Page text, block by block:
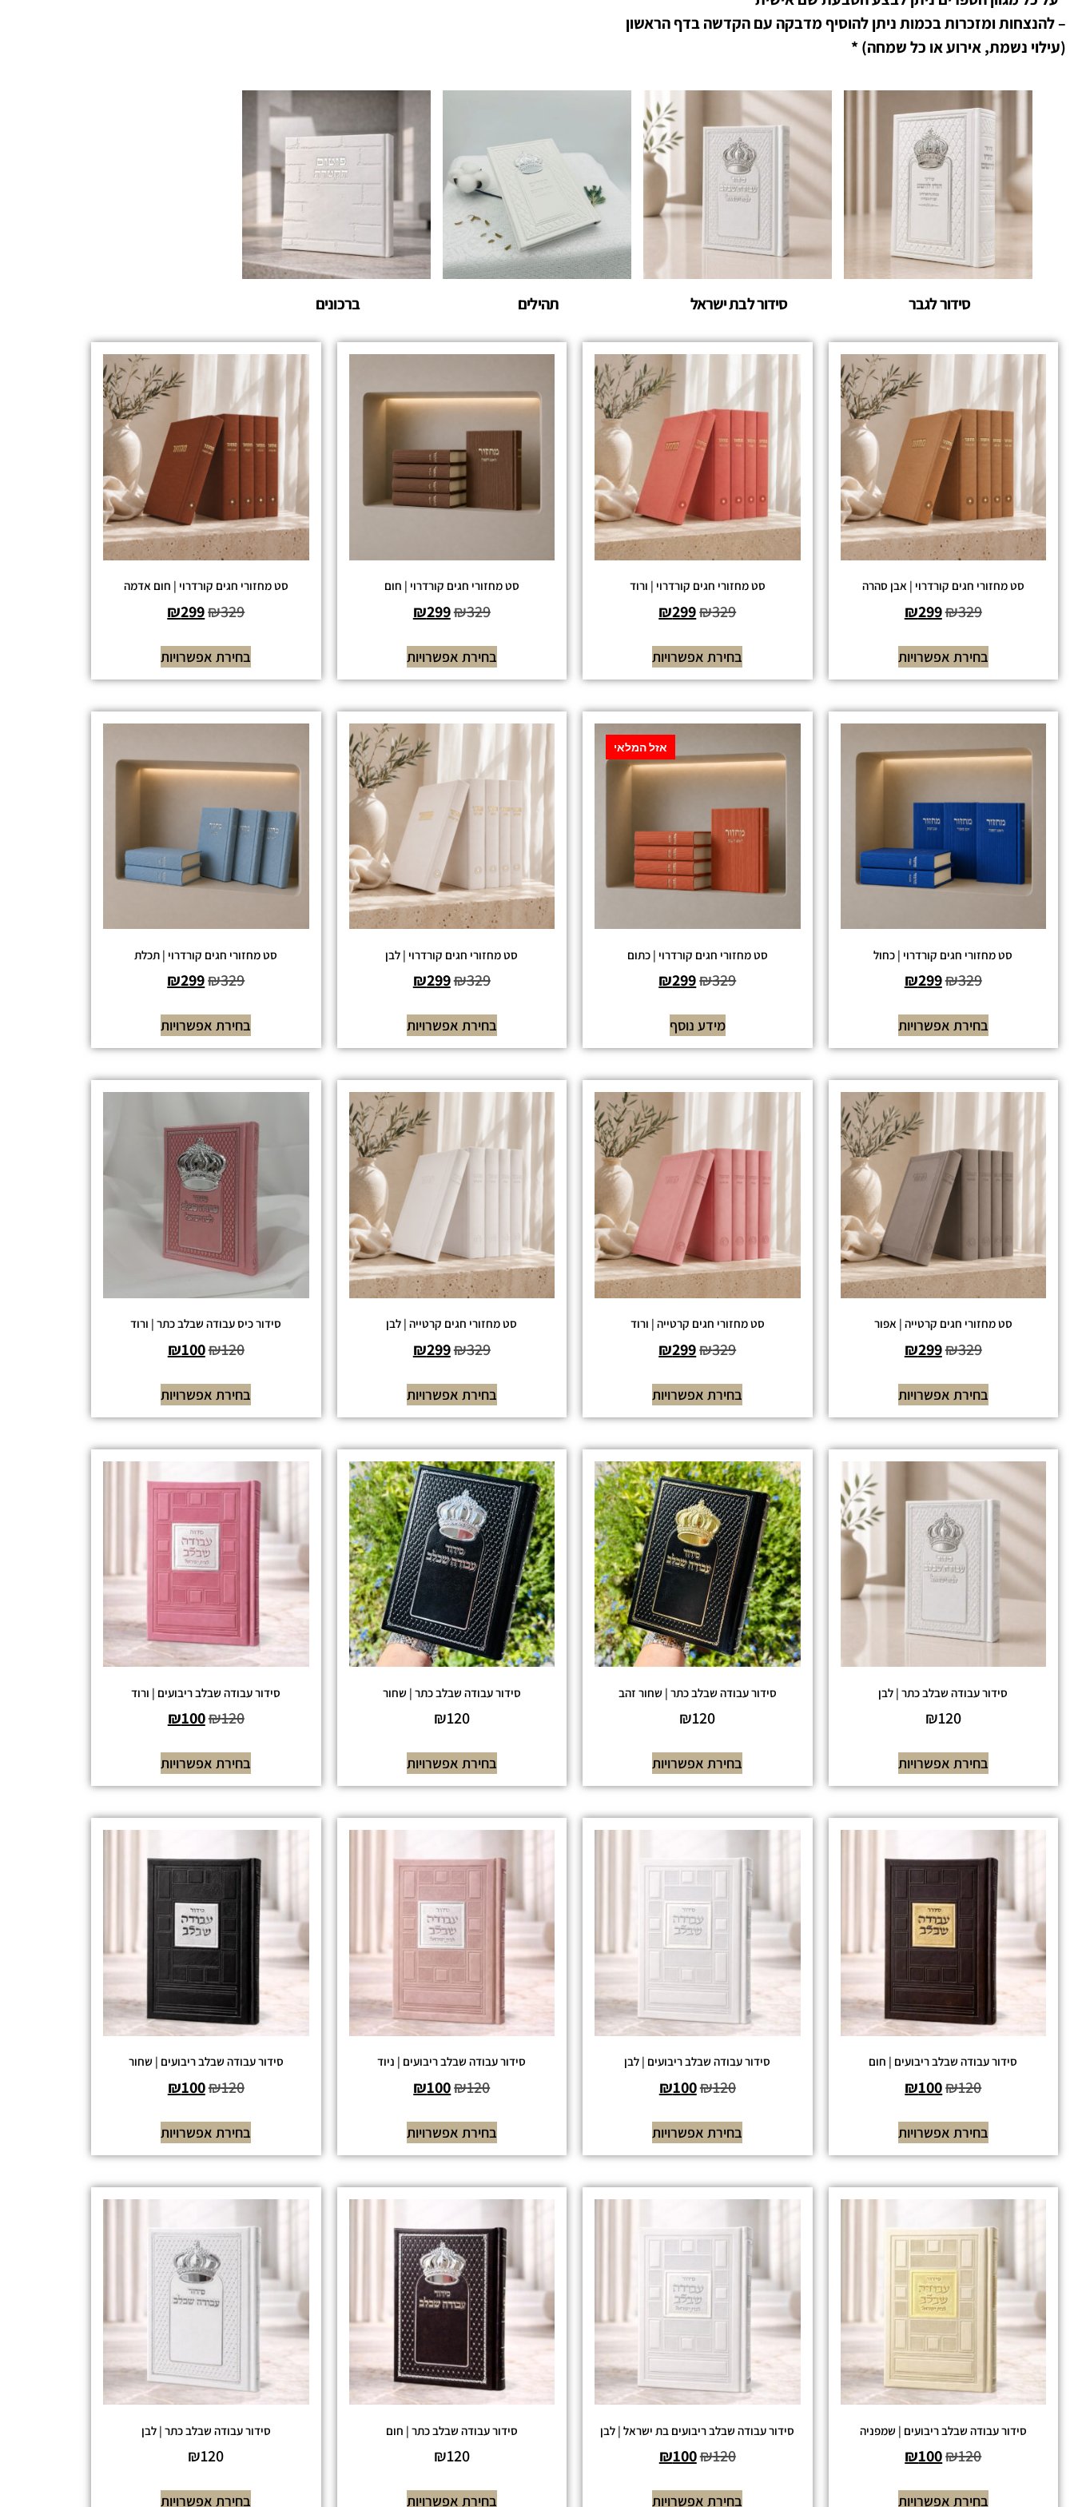
– להנצחות ומזכרות בכמות ניתן להוסיף מדבקה עם הקדשה בדף הראשון
(עילוי נשמת, אירוע או כל שמחה) *
סידור לגבר סידור לבת ישראל תהילים ברכונים
סט מחזורי חגים קורדרוי | אבן סהרה
₪329
₪299
בחירת אפשרויות
סט מחזורי חגים קורדרוי | ורוד
₪329
₪299
בחירת אפשרויות
סט מחזורי חגים קורדרוי | חום
₪329
₪299
בחירת אפשרויות
סט מחזורי חגים קורדרוי | חום אדמה
₪329
₪299
בחירת אפשרויות
סט מחזורי חגים קורדרוי | כחול
₪329
₪299
בחירת אפשרויות
אזל המלאי
סט מחזורי חגים קורדרוי | כתום
₪329
₪299
מידע נוסף
סט מחזורי חגים קורדרוי | לבן
₪329
₪299
בחירת אפשרויות
סט מחזורי חגים קורדרוי | תכלת
₪329
₪299
בחירת אפשרויות
סט מחזורי חגים קרטייה | אפור
₪329
₪299
בחירת אפשרויות
סט מחזורי חגים קרטייה | ורוד
₪329
₪299
בחירת אפשרויות
סט מחזורי חגים קרטייה | לבן
₪329
₪299
בחירת אפשרויות
סידור כיס עבודה שבלב כתר | ורוד
₪120
₪100
בחירת אפשרויות
סידור עבודה שבלב כתר | לבן
₪120
בחירת אפשרויות
סידור עבודה שבלב כתר | שחור זהב
₪120
בחירת אפשרויות
סידור עבודה שבלב כתר | שחור
₪120
בחירת אפשרויות
סידור עבודה שבלב ריבועים | ורוד
₪120
₪100
בחירת אפשרויות
סידור עבודה שבלב ריבועים | חום
₪120
₪100
בחירת אפשרויות
סידור עבודה שבלב ריבועים | לבן
₪120
₪100
בחירת אפשרויות
סידור עבודה שבלב ריבועים | ניוד
₪120
₪100
בחירת אפשרויות
סידור עבודה שבלב ריבועים | שחור
₪120
₪100
בחירת אפשרויות
סידור עבודה שבלב ריבועים | שמפניה
₪120
₪100
בחירת אפשרויות
סידור עבודה שבלב ריבועים בת ישראל | לבן
₪120
₪100
בחירת אפשרויות
סידור עבודה שבלב כתר | חום
₪120
בחירת אפשרויות
סידור עבודה שבלב כתר | לבן
₪120
בחירת אפשרויות